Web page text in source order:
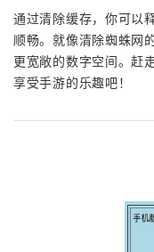
通过清除缓存，你可以
顺畅。就像清除蜘蛛网
更宽敞的数字空间。赶
享受手游的乐趣吧！